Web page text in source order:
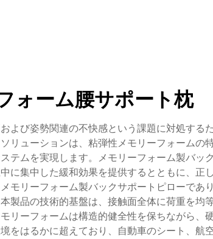
ォーム腰サポート枕
よび姿勢関連の不快感という課題に対処する
リューションは、粘弾性メモリーフォームの
テムを実現します。メモリーフォーム製バッ
に集中した緩和効果を提供するとともに、正
モリーフォーム製バックサポートピローであ
製品の技術的基盤は、接触面全体に荷重を均
リーフォームは構造的健全性を保ちながら、
をはるかに超えており、自動車のシート、航